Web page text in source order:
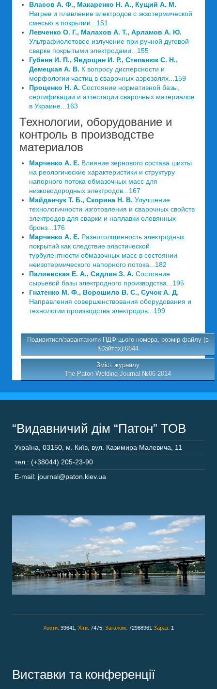
Власов А. Ф., Макаренко Н. А., Кущий A. M.
Нагрев и плавление электродов с экзотермической
смесью в покрытии...151
Левченко О. Г., Малахов А. Т., Арламов А. Ю.
Ультрафиолетовое излучение при ручной дуговой
сварке покрытыми электродами...155
Губеня И. П., Явдощин И. Р., Степанюк С. Н.,
Демецкая А. В. К вопросу дисперсности и
морфологии частиц в сварочных аэрозолях...159
Проценко Н. А. Состояние нормативной базы,
сертификации и аттестации сварочных материалов
в Украине...163
Технологии, оборудование и
контроль в производстве
материалов
Марченко А. Е. Влияние зернового состава шихты
на реологические характеристики и структуру
напорного потока обмазочных масс для
низководородных электродов...167
Майданчук Т. Б., Скорина Н. В. Улучшение
технологичности изготовления и сварочных свойств
электродов для сварки и наплавки оловянных
бронз...176
Марченко А. Е. Разнотолщинность электродных
покрытий как следствие эластической
турбулентности обмазочных масс в состоянии
неизотермического напорного потока...182
Палиевская Е. А., Сидлин З. А. Состояние
сырьевой базы электродного производства...195
Гнатенко М. Ф., Ворошило В. С., Сучок А. Д.
Направления совершенствования оборудования и
технологии производства электродов...199
Подивитися/завантажити ПДФ цього номера, розмір файлу (в
Кбайтах):6644
Зміст журналу
The Paton Welding Journal №06 2014
“Видавничий дім “Патон” ТОВ
Україна 03150 м. Київ, вул. Казимира Малевича, 11
тел.: (+38044) 205-23-90
E-mail: journal@paton.kiev.ua
Хости: 39641, Хіти: 7475, Загалом: 72988961 Зараз: 1
Виставки та конференції